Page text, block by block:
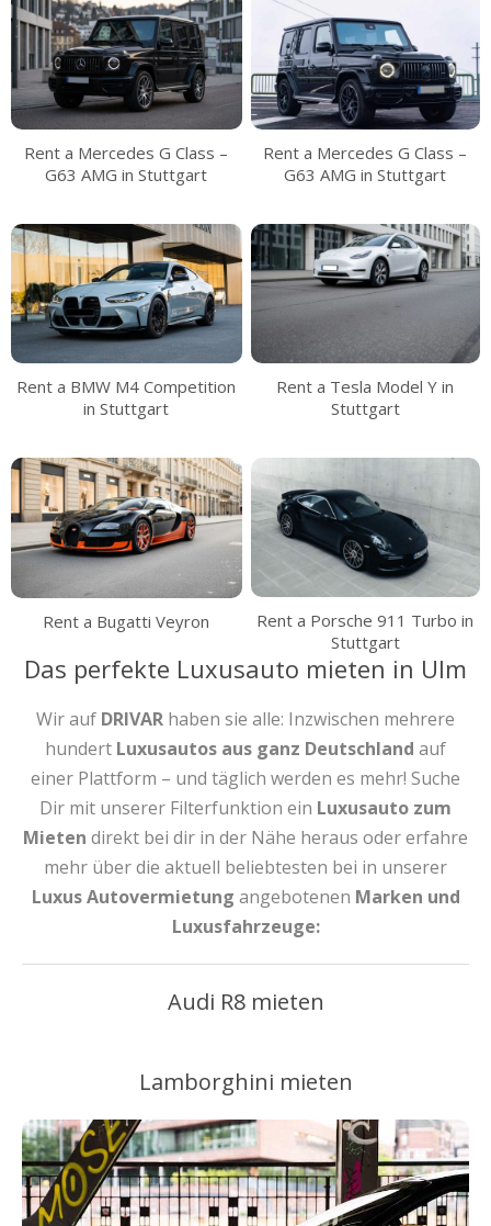
Rent a Mercedes G Class –
G63 AMG in Stuttgart
Rent a Mercedes G Class –
G63 AMG in Stuttgart
Rent a BMW M4 Competition
in Stuttgart
Rent a Tesla Model Y in
Stuttgart
Rent a Bugatti Veyron
Rent a Porsche 911 Turbo in
Stuttgart
Das perfekte Luxusauto mieten in Ulm
Wir auf DRIVAR haben sie alle: Inzwischen mehrere
hundert Luxusautos aus ganz Deutschland auf
einer Plattform – und täglich werden es mehr! Suche
Dir mit unserer Filterfunktion ein Luxusauto zum
Mieten direkt bei dir in der Nähe heraus oder erfahre
mehr über die aktuell beliebtesten bei in unserer
Luxus Autovermietung angebotenen Marken und
Luxusfahrzeuge:
Audi R8 mieten
Lamborghini mieten